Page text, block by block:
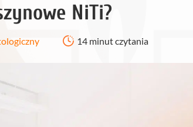
Implantologia
Implanty
NiTi?
14 minut czytania